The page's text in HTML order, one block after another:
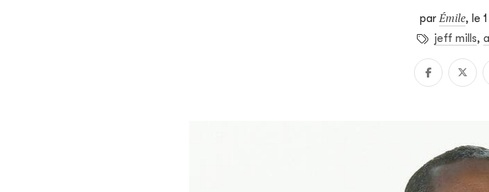
parÉmile, le
jeff mills,